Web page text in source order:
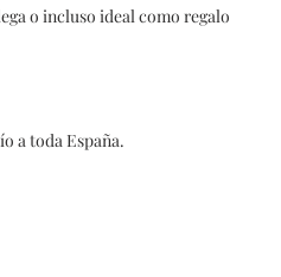
o incluso ideal como regalo
a toda España.